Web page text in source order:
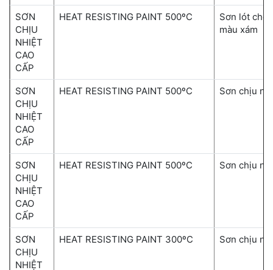
SƠN
CHỊU
NHIỆT
CAO
CẤP
HEAT RESISTING PAINT 500ºC
Sơn lót
màu xám
SƠN
CHỊU
NHIỆT
CAO
CẤP
HEAT RESISTING PAINT 500ºC Sơn chịu
SƠN
CHỊU
NHIỆT
CAO
CẤP
HEAT RESISTING PAINT 500ºC Sơn chịu
SƠN
CHỊU
NHIỆT
HEAT RESISTING PAINT 300ºC Sơn chịu